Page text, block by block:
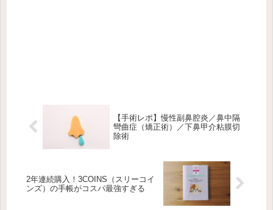
【手術レポ】慢性副鼻腔炎／鼻中隔
彎曲症（矯正術）／下鼻甲介粘膜切
除術
2年連続購入！3COINS（スリーコイ
ンズ）の手帳がコスパ最強すぎる